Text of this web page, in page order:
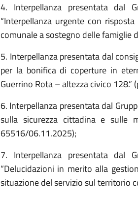
4. Interpellanza presentata dal
“Interpellanza urgente con
comunale a sostegno delle famiglie
5. Interpellanza presentata dal
per la bonifica di coperture in
Guerrino Rota – altezza civico
6. Interpellanza presentata dal
sulla sicurezza cittadina e sulle
65516/06.11.2025);
7. Interpellanza presentata dal
“Delucidazioni in merito alla
situazione del servizio sul territorio